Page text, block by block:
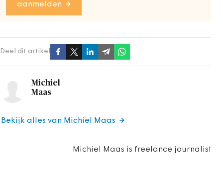
aanmelden
Deel dit artikel
Michiel
Maas
Michiel Maas is freelance journalist
Bekijk alles van Michiel Maas